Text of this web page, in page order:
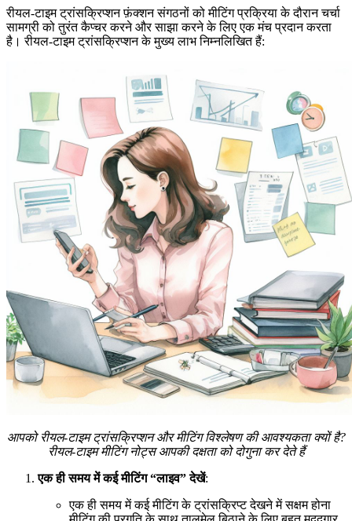
रीयल-टाइम ट्रांसक्रिप्शन फ़ंक्शन संगठनों को मीटिंग प्रक्रिया के दौरान चर्चा
सामग्री को तुरंत कैप्चर करने और साझा करने के लिए एक मंच प्रदान करता
है। रीयल-टाइम ट्रांसक्रिप्शन के मुख्य लाभ निम्नलिखित हैं:
आपको रीयल-टाइम ट्रांसक्रिप्शन और मीटिंग विश्लेषण की आवश्यकता क्यों है?
रीयल-टाइम मीटिंग नोट्स आपकी दक्षता को दोगुना कर देते हैं
एक ही समय में कई मीटिंग “लाइव” देखें:
एक ही समय में कई मीटिंग के ट्रांसक्रिप्ट देखने में सक्षम होना